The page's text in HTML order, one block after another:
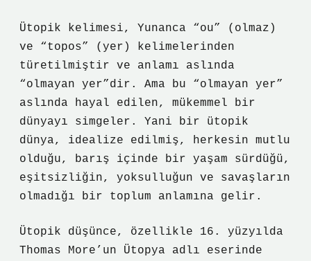
Ütopik kelimesi, Yunanca “ou” (olmaz)
ve “topos” (yer) kelimelerinden
türetilmiştir ve anlamı aslında
“olmayan yer”dir. Ama bu “olmayan yer”
aslında hayal edilen, mükemmel bir
dünyayı simgeler. Yani bir ütopik
dünya, idealize edilmiş, herkesin mutlu
olduğu, barış içinde bir yaşam sürdüğü,
eşitsizliğin, yoksulluğun ve savaşların
olmadığı bir toplum anlamına gelir.
Ütopik düşünce, özellikle 16. yüzyılda
Thomas More’un Ütopya adlı eserinde